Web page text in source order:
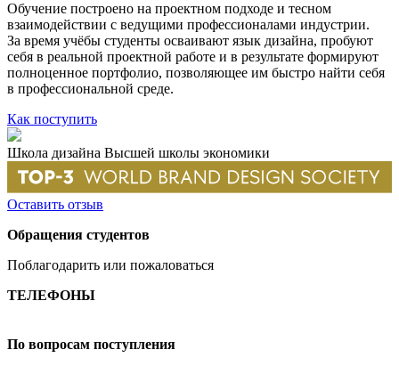
Обучение построено на проектном подходе и тесном
взаимодействии с ведущими профессионалами индустрии.
За время учёбы студенты осваивают язык дизайна, пробуют
себя в реальной проектной работе и в результате формируют
полноценное портфолио, позволяющее им быстро найти себя
в профессиональной среде.
Как поступить
Школа дизайна Высшей школы экономики
Оставить отзыв
Обращения студентов
Поблагодарить или пожаловаться
ТЕЛЕФОНЫ
По вопросам поступления